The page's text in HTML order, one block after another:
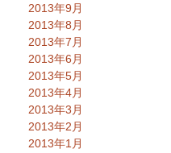
2013年9月
2013年8月
2013年7月
2013年6月
2013年5月
2013年4月
2013年3月
2013年2月
2013年1月